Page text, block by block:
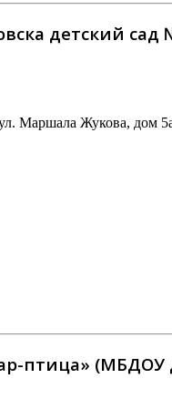
детский сад
Маршала Жукова, дом
птица»